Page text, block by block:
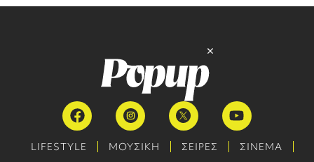
LIFESTYLE ΜΟΥΣΙΚΗ ΣΕΙΡΕΣ ΣΙΝΕΜΑ